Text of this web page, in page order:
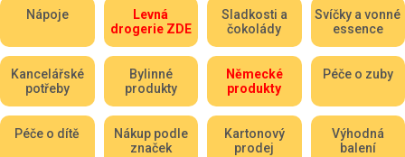
Nápoje
Levná
drogerie ZDE
Sladkosti a
čokolády
Svíčky a vonné
essence
Kancelářské
potřeby
Bylinné
produkty
Německé
produkty
Péče o zuby
Péče o dítě
Nákup podle
značek
Kartonový
prodej
Výhodná
balení